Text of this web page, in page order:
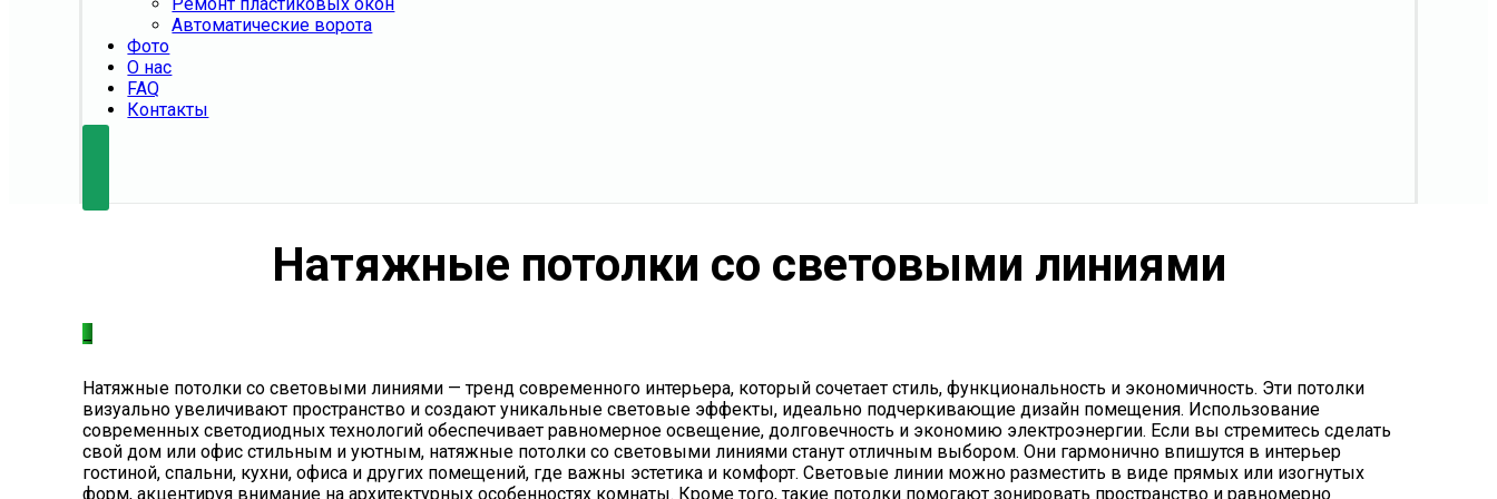
Автоматические ворота
Фото
О нас
FAQ
Контакты
Натяжные потолки со световыми линиями
Натяжные потолки со световыми линиями — тренд современного интерьера, который сочетает стиль, функциональность и экономичность. Эти потолки
визуально увеличивают пространство и создают уникальные световые эффекты, идеально подчеркивающие дизайн помещения. Использование
современных светодиодных технологий обеспечивает равномерное освещение, долговечность и экономию электроэнергии. Если вы стремитесь сделать
свой дом или офис стильным и уютным, натяжные потолки со световыми линиями станут отличным выбором. Они гармонично впишутся в интерьер
гостиной, спальни, кухни, офиса и других помещений, где важны эстетика и комфорт. Световые линии можно разместить в виде прямых или изогнутых
форм, акцентируя внимание на архитектурных особенностях комнаты. Кроме того, такие потолки помогают зонировать пространство и равномерно